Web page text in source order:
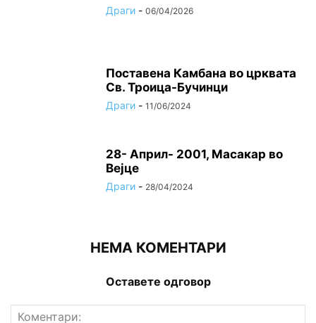
Драги - 06/04/2026
Поставена Камбана во црквата
Св. Троица-Бучинци
Драги - 11/06/2024
28- Април- 2001, Масакар во
Вејце
Драги - 28/04/2024
НЕМА КОМЕНТАРИ
Оставете одговор